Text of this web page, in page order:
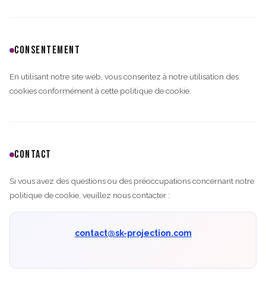
CONSENTEMENT
En utilisant notre site web, vous consentez à notre utilisation des
cookies conformément à cette politique de cookie.
CONTACT
Si vous avez des questions ou des préoccupations concernant notre
politique de cookie, veuillez nous contacter :
contact@sk-projection.com